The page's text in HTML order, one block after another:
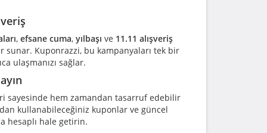
, efsane cuma, yılbaşı ve 11.11 alışveriş
sunar. Kuponrazzi, bu kampanyaları tek bir
ulaşmanızı sağlar.
sayesinde hem zamandan tasarruf edebilir
kullanabileceğiniz kuponlar ve güncel
hesaplı hale getirin.